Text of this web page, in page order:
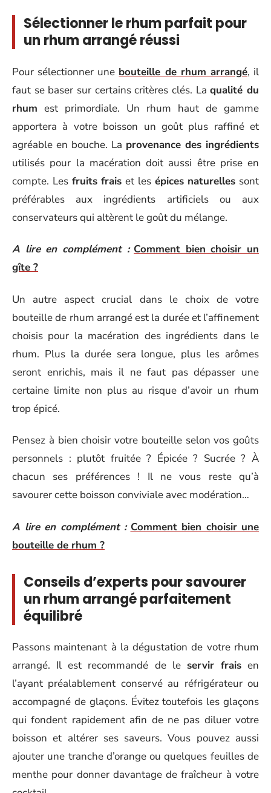
Sélectionner le rhum parfait pour
un rhum arrangé réussi
Pour sélectionner une bouteille de rhum arrangé, il
faut se baser sur certains critères clés. Laqualité du
rhum est primordiale. Un rhum haut de gamme
apportera à votre boisson un goût plus raffiné et
agréable en bouche. La provenance des ingrédients
utilisés pour la macération doit aussi être prise en
compte. Les fruits frais et les épices naturelles sont
préférables aux ingrédients artificiels ou aux
conservateurs qui altèrent le goût du mélange.
A lire en complément : Comment bien choisir un
gîte ?
Un autre aspect crucial dans le choix de votre
bouteille de rhum arrangé est la durée et l’affinement
choisis pour la macération des ingrédients dans le
rhum. Plus la durée sera longue, plus les arômes
seront enrichis, mais il ne faut pas dépasser une
certaine limite non plus au risque d’avoir un rhum
trop épicé.
Pensez à bien choisir votre bouteille selon vos goûts
personnels : plutôt fruitée ? Épicée ? Sucrée ? À
chacun ses préférences ! Il ne vous reste qu’à
savourer cette boisson conviviale avec modération…
A lire en complément : Comment bien choisir une
bouteille de rhum ?
Conseils d’experts pour savourer
un rhum arrangé parfaitement
équilibré
Passons maintenant à la dégustation de votre rhum
arrangé. Il est recommandé de le servir fraisen
l’ayant préalablement conservé au réfrigérateur ou
accompagné de glaçons. Évitez toutefois les glaçons
qui fondent rapidement afin de ne pas diluer votre
boisson et altérer ses saveurs. Vous pouvez aussi
ajouter une tranche d’orange ou quelques feuilles de
menthe pour donner davantage de fraîcheur à votre